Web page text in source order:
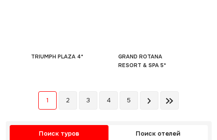
TRIUMPH PLAZA 4*
GRAND ROTANA
RESORT & SPA 5*
1 2 3 4 5
Поиск туров Поиск отелей